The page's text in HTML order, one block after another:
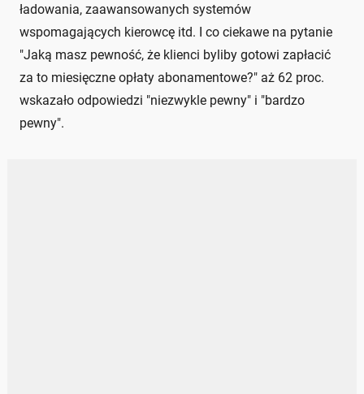
ładowania, zaawansowanych systemów
wspomagających kierowcę itd. I co ciekawe na pytanie
"Jaką masz pewność, że klienci byliby gotowi zapłacić
za to miesięczne opłaty abonamentowe?" aż 62 proc.
wskazało odpowiedzi "niezwykle pewny" i "bardzo
pewny".